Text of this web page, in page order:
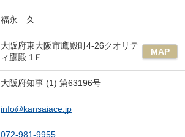
福永 久
大阪府東大阪市鷹殿町4-26クオリテ
ィ鷹殿 1Ｆ
MAP
大阪府知事 (1) 第63196号
info@kansaiace.jp
072-981-9955